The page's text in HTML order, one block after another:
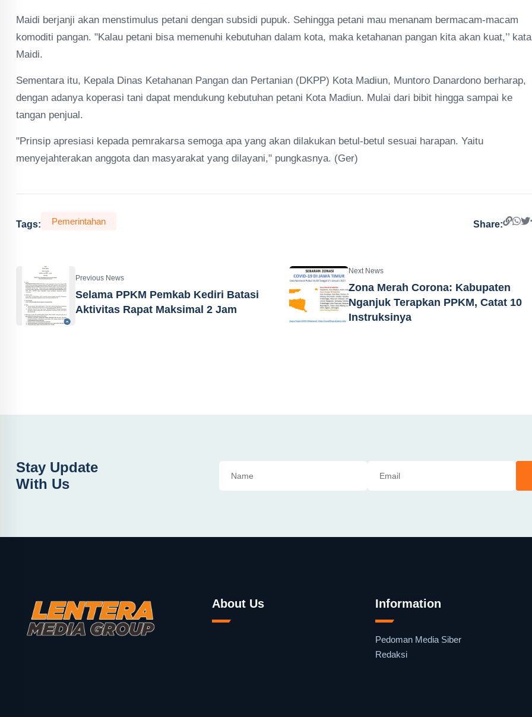
Maidi berjanji akan menstimulus petani dengan subsidi pupuk. Sehingga petani mau menanam bermacam-macam
komoditi pangan. "Kalau petani bisa memenuhi kebutuhan dalam kota, maka ketahanan pangan kita akan kuat,’’ kata
Maidi.
Sementara itu, Kepala Dinas Ketahanan Pangan dan Pertanian (DKPP) Kota Madiun, Muntoro Danardono berharap,
dengan adanya koperasi tani dapat mendukung kebutuhan petani Kota Madiun. Mulai dari bibit hingga sampai ke
tangan penjual.
"Prinsip apresiasi kepada pemrakarsa semoga apa yang akan dilakukan betul-betul sesuai harapan. Yaitu
menyejahterakan anggota dan masyarakat yang dilayani," pungkasnya. (Ger)
Tags: Pemerintahan Share:
Previous News
Selama PPKM Pemkab Kediri Batasi
Aktivitas Rapat Maksimal 2 Jam
Next News
Zona Merah Corona: Kabupaten
Nganjuk Terapkan PPKM, Catat 10
Instruksinya
Stay Update
With Us
About Us Information
Pedoman Media Siber
Redaksi